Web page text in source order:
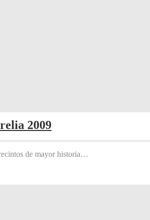
2009
de mayor historia…